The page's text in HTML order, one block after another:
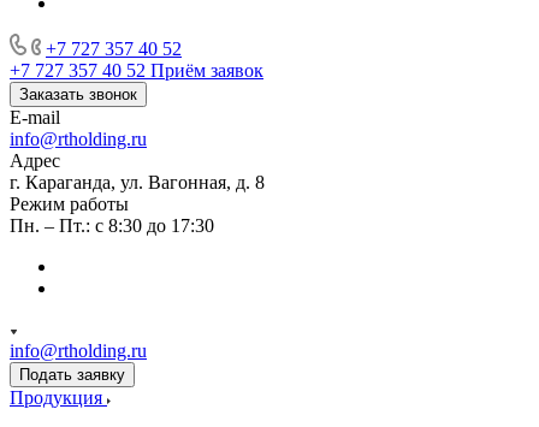
+7 727 357 40 52
+7 727 357 40 52 Приём заявок
Заказать звонок
E-mail
info@rtholding.ru
Адрес
г. Караганда, ул. Вагонная, д. 8
Режим работы
Пн. – Пт.: с 8:30 до 17:30
info@rtholding.ru
Подать заявку
Продукция